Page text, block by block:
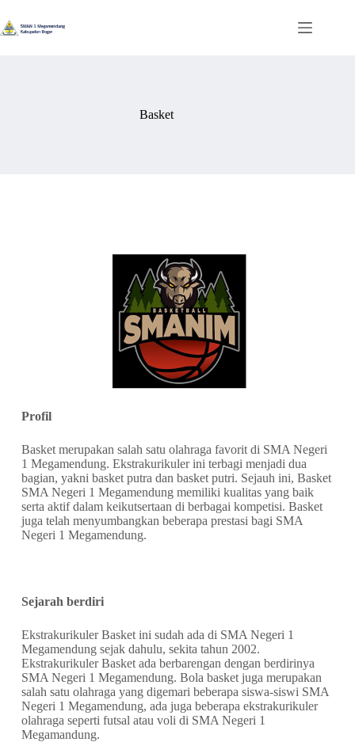
Basket
Profil
Basket merupakan salah satu olahraga favorit di SMA Negeri
1 Megamendung. Ekstrakurikuler ini terbagi menjadi dua
bagian, yakni basket putra dan basket putri. Sejauh ini, Basket
SMA Negeri 1 Megamendung memiliki kualitas yang baik
serta aktif dalam keikutsertaan di berbagai kompetisi. Basket
juga telah menyumbangkan beberapa prestasi bagi SMA
Negeri 1 Megamendung.
Sejarah berdiri
Ekstrakurikuler Basket ini sudah ada di SMA Negeri 1
Megamendung sejak dahulu, sekita tahun 2002.
Ekstrakurikuler Basket ada berbarengan dengan berdirinya
SMA Negeri 1 Megamendung. Bola basket juga merupakan
salah satu olahraga yang digemari beberapa siswa-siswi SMA
Negeri 1 Megamendung, ada juga beberapa ekstrakurikuler
olahraga seperti futsal atau voli di SMA Negeri 1
Megamandung.